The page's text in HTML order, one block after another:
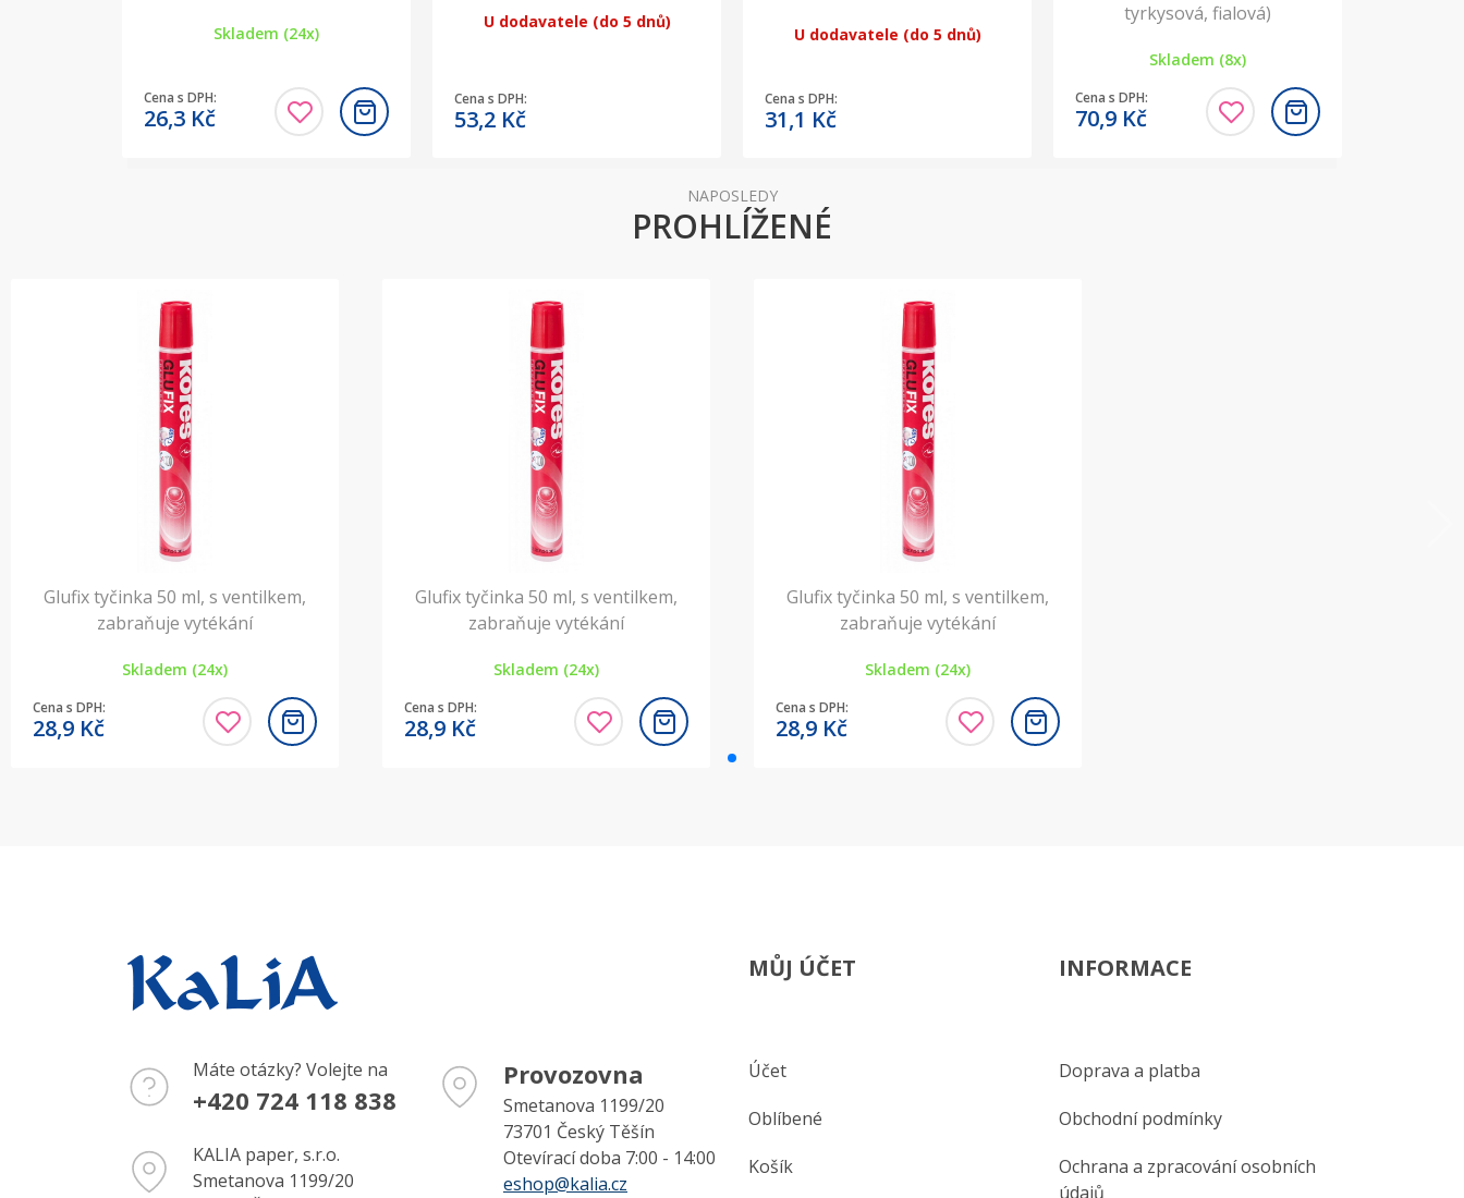
Skladem (24x)
Cena s DPH:
26,3 Kč
U dodavatele (do 5 dnů)
Cena s DPH:
53,2 Kč
U dodavatele (do 5 dnů)
Cena s DPH:
31,1 Kč
tyrkysová, fialová)
Skladem (8x)
Cena s DPH:
70,9 Kč
NAPOSLEDY
PROHLÍŽENÉ
Glufix tyčinka 50 ml, s ventilkem,
zabraňuje vytékání
Skladem (24x)
Cena s DPH:
28,9 Kč
Glufix tyčinka 50 ml, s ventilkem,
zabraňuje vytékání
Skladem (24x)
Cena s DPH:
28,9 Kč
Glufix tyčinka 50 ml, s ventilkem,
zabraňuje vytékání
Skladem (24x)
Cena s DPH:
28,9 Kč
Máte otázky? Volejte na
+420 724 118 838
KALIA paper, s.r.o.
Smetanova 1199/20
Provozovna
Smetanova 1199/20
73701 Český Těšín
Otevírací doba 7:00 - 14:00
eshop@kalia.cz
MŮJ ÚČET
Účet
Oblíbené
Košík
INFORMACE
Doprava a platba
Obchodní podmínky
Ochrana a zpracování osobních
údajů